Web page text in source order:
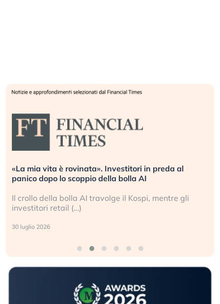
«La mia vita è rovinata». Investitori in preda al
panico dopo lo scoppio della bolla AI
Il crollo della bolla AI travolge il Kospi, mentre gli
investitori retail (…)
30 luglio 2026